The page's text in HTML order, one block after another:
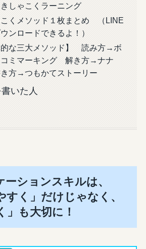
しゃこくラーニング
こくメソッド１枚まとめ （LINE
ンロードできるよ！）
的な三大メソッド】 読み方→ボ
コミマーキング 解き方→ナナ
方→つもかてストーリー
いた人
ションスキルは、
く」だけじゃなく、
も大切に！